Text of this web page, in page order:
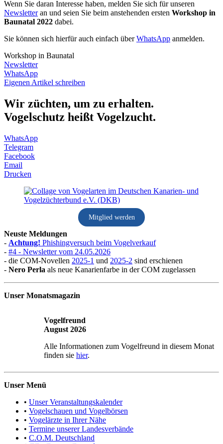
Wenn Sie daran Interesse haben, melden Sie sich für unseren
Newsletteran und seien Sie beim anstehenden ersten Workshop in
Baunatal 2022 dabei.
Sie können sich hierfür auch einfach überWhatsApp anmelden.
Workshop in Baunatal
Newsletter
WhatsApp
Eigenen Artikel schreiben
Wir züchten, um zu erhalten.
Vogelschutz heißt Vogelzucht.
WhatsApp
Telegram
Facebook
Email
Drucken
Mitglied werden
Neuste Meldungen
- Achtung! Phishingversuch beim Vogelverkauf
- #4 - Newsletter vom 24.05.2026
- die COM-Novellen 2025-1 und 2025-2 sind erschienen
- Nero Perla als neue Kanarienfarbe in der COM zugelassen
Unser Monatsmagazin
Vogelfreund
August 2026
Alle Informationen zum Vogelfreund in diesem Monat
finden sie hier.
Unser Menü
• Unser Veranstaltungskalender
• Vogelschauen und Vogelbörsen
• Vogelärzte in Ihrer Nähe
• Termine unserer Landesverbände
• C.O.M. Deutschland